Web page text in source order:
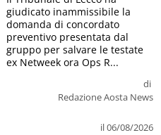
di
Redazione Aosta News
il 06/08/2026
giudicato inammissibile la
domanda di concordato
preventivo presentata dal
gruppo per salvare le testate
ex Netweek ora Ops R...